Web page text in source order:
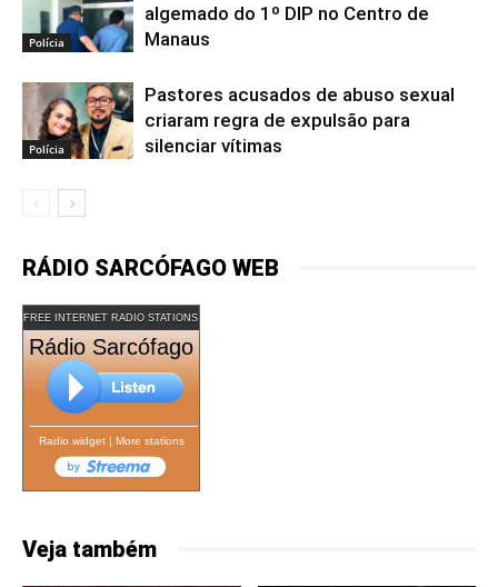
Polícia
algemado do 1º DIP no Centro de
Manaus
Polícia
Pastores acusados de abuso sexual
criaram regra de expulsão para
silenciar vítimas
RÁDIO SARCÓFAGO WEB
FREE INTERNET RADIO STATIONS
Rádio Sarcófago
Radio widget| More stations
Veja também